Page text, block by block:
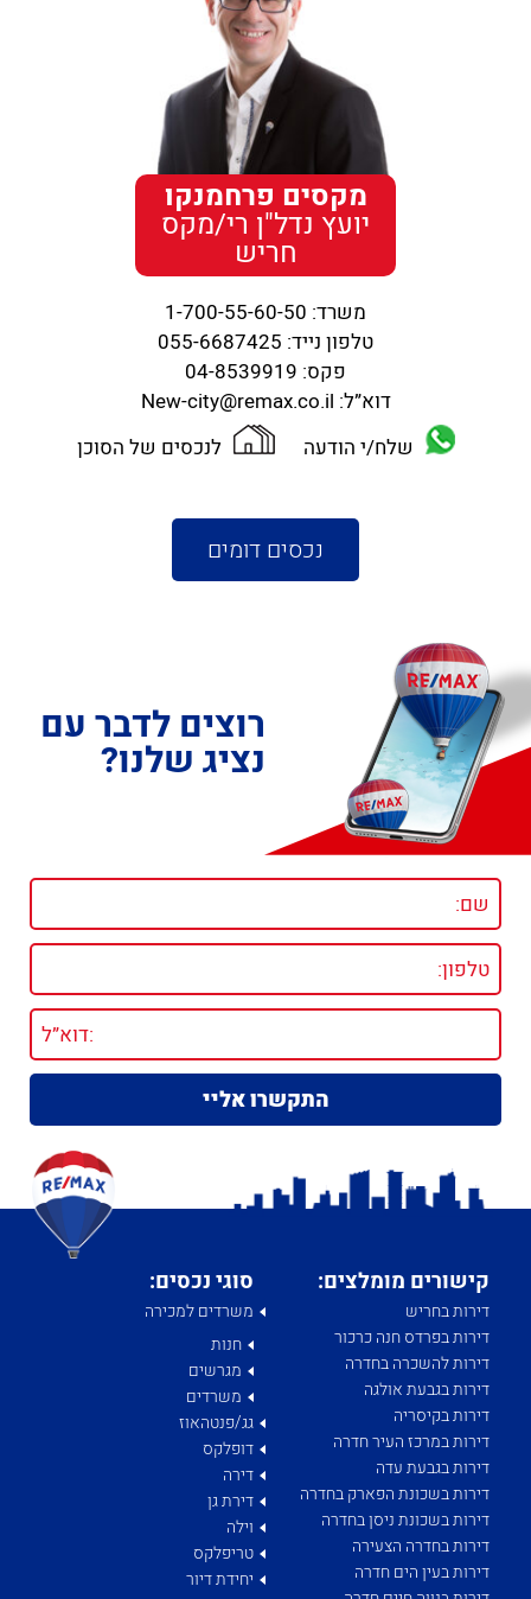
מקסים פרחמנקו
יועץ נדל"ן רי/מקס
חריש
משרד: 1-700-55-60-50
טלפון נייד: 055-6687425
פקס: 04-8539919
דוא”ל: New-city@remax.co.il
שלח/י הודעה
לנכסים של הסוכן
נכסים דומים
רוצים לדבר עם
נציג שלנו?
קישורים מומלצים:
דירות בחריש
דירות בפרדס חנה כרכור
דירות להשכרה בחדרה
דירות בגבעת אולגה
דירות בקיסריה
דירות במרכז העיר חדרה
דירות בגבעת עדה
דירות בשכונת הפארק בחדרה
דירות בשכונת ניסן בחדרה
דירות בחדרה הצעירה
דירות בעין הים חדרה
סוגי נכסים:
משרדים למכירה
חנות
מגרשים
משרדים
גג/פנטהאוז
דופלקס
דירה
דירת גן
וילה
טריפלקס
יחידת דיור